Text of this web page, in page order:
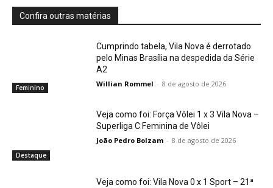
Confira outras matérias
Feminino
Cumprindo tabela, Vila Nova é derrotado
pelo Minas Brasília na despedida da Série
A2
Willian Rommel - 8 de agosto de 2026
Destaque
Veja como foi: Força Vôlei 1 x 3 Vila Nova –
Superliga C Feminina de Vôlei
João Pedro Bolzam - 8 de agosto de 2026
Veja como foi: Vila Nova 0 x 1 Sport – 21ª